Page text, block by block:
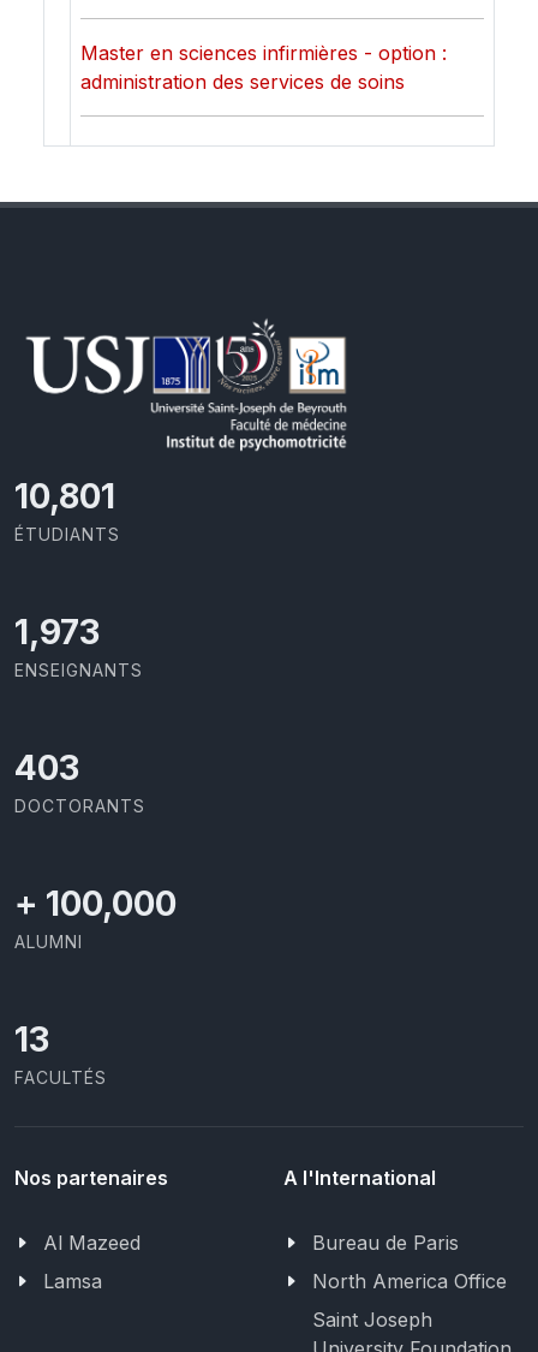
Master en sciences infirmières - option :
administration des services de soins
11,727
ÉTUDIANTS
2,142
ENSEIGNANTS
437
DOCTORANTS
+ 100,000
ALUMNI
13
FACULTÉS
Nos partenaires
Al Mazeed
Lamsa
A l'International
Bureau de Paris
North America Office
Saint Joseph